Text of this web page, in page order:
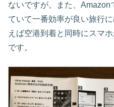
ないですが。また、
ていて一番効率が良い旅行
えば空港到着と同時にスマ
です。